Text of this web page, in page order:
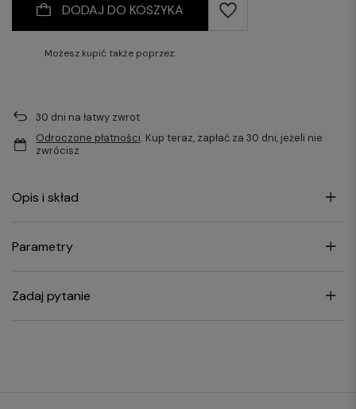
DODAJ DO KOSZYKA
Możesz kupić także poprzez:
30 dni na łatwy zwrot
Odroczone płatności. Kup teraz, zapłać za 30 dni, jeżeli nie
zwrócisz
Opis i skład
Parametry
Zadaj pytanie